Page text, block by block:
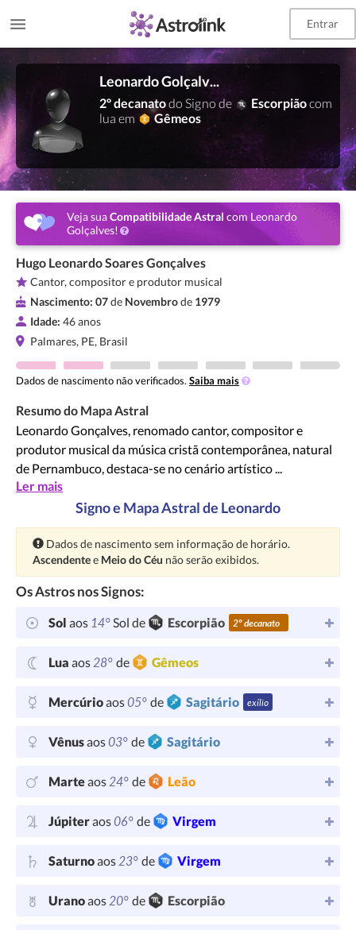
Entrar
Leonardo Golçalves
2º decanatodo Signo de Escorpiãocom
lua em
Gêmeos
Veja suaCompatibilidade Astral com Leonardo
Golçalves!
Hugo Leonardo Soares Gonçalves
Cantor, compositor e produtor musical
Nascimento: 07de Novembrode 1979
Idade: 46 anos
Palmares, PE, Brasil
Dados de nascimento não verificados. Saiba mais
Resumo do Mapa Astral
Leonardo Gonçalves, renomado cantor, compositor e
produtor musical da música cristã contemporânea, natural
de Pernambuco, destaca-se no cenário artístico ...
Ler mais
Signo e Mapa Astral de Leonardo
Atenção:
Dados de nascimento sem informação de horário.
Ascendentee Meio do Céu não serão exibidos.
Os Astros nos Signos:
Sol aos 14°Sol de Escorpião 2º decanato
Lua aos28° de Gêmeos
Mercúrioaos05° de Sagitário exílio
Vênusaos03° de Sagitário
Marteaos24° de Leão
Júpiteraos06° de Virgem
Saturnoaos23° de Virgem
Uranoaos20° de Escorpião